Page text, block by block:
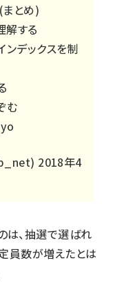
とめ)
解する
ンデックスを制
む
2018年4
、抽選で選ばれ
員数が増えたとは